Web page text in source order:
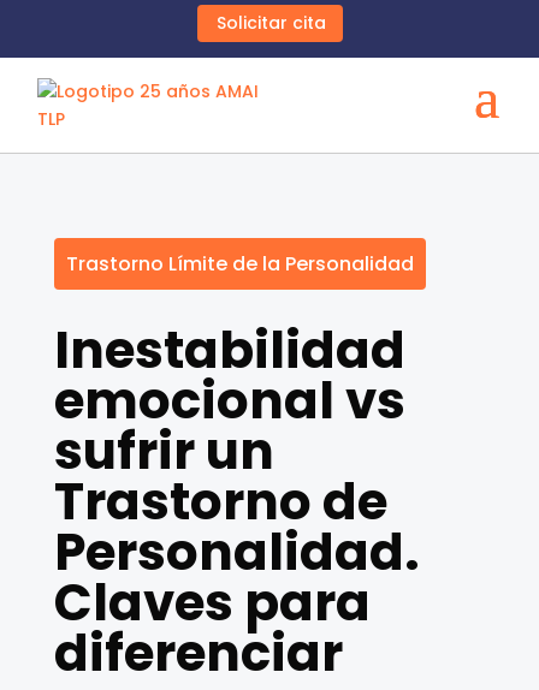
Solicitar cita
Trastorno Límite de la Personalidad
Inestabilidad
emocional vs
sufrir un
Trastorno de
Personalidad.
Claves para
diferenciar